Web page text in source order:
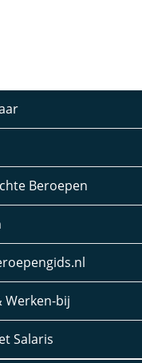
Beroepen
Werken-bij
Salaris